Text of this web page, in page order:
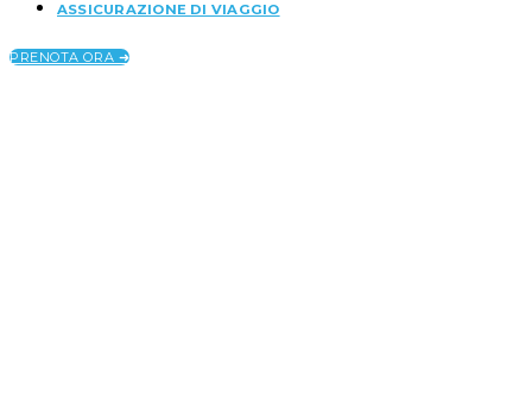
ASSICURAZIONE DI VIAGGIO
PRENOTA ORA ➜